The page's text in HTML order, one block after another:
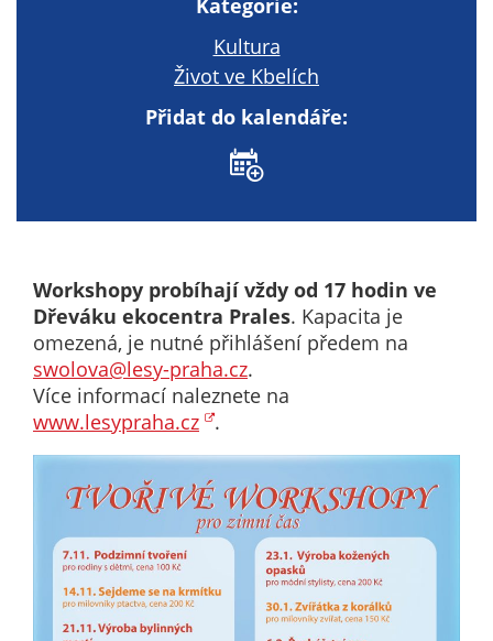
Kategorie:
Kultura
Život ve Kbelích
Přidat do kalendáře:
Workshopy probíhají vždy od 17 hodin ve
Dřeváku ekocentra Prales. Kapacita je
omezená, je nutné přihlášení předem na
swolova@lesy-praha.cz.
Více informací naleznete na
www.lesypraha.cz .
Nepožadujeme
využitím
cookies na
individuálně
deaktivovány
nebo
aktivovány.
cookies
Analytické
cookies nám
umožňují
měření
výkonu
našeho webu